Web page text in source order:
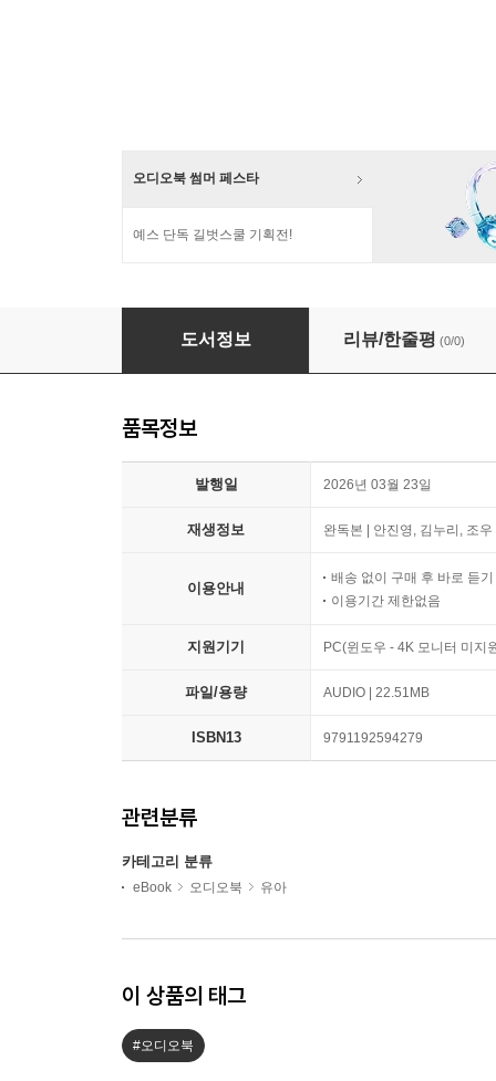
오디오북 썸머 페스타
예스 단독 길벗스쿨 기획전!
귀로 보는 동화, 욕심쟁이 개
도서정보 리뷰/한줄평 (0/0)
품목정보
발행일 2026년 03월 23일
재생정보 완독본 | 안진영, 김누리, 조
이용안내
배송 없이 구매 후 바로 듣기
이용기간 제한없음
지원기기 PC(윈도우 - 4K 모니터 미지
파일/용량 AUDIO | 22.51MB
ISBN13 9791192594279
관련분류
카테고리 분류
eBook 오디오북 유아
이 상품의 태그
#오디오북